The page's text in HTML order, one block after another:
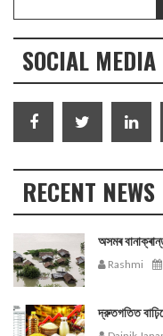
SOCIAL MEDIA
RECENT NEWS
অসমৰ
Rashmi
দ্রুতগতিত